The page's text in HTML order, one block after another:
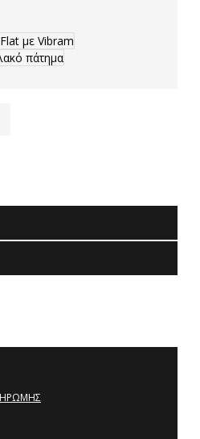
με Vibram
πάτημα